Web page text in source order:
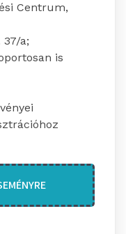
Centrum,
a;
is